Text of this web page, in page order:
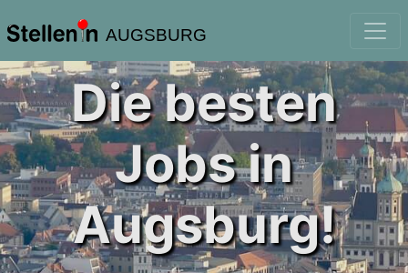
AUGSBURG
Die besten
Jobs in
Augsburg!